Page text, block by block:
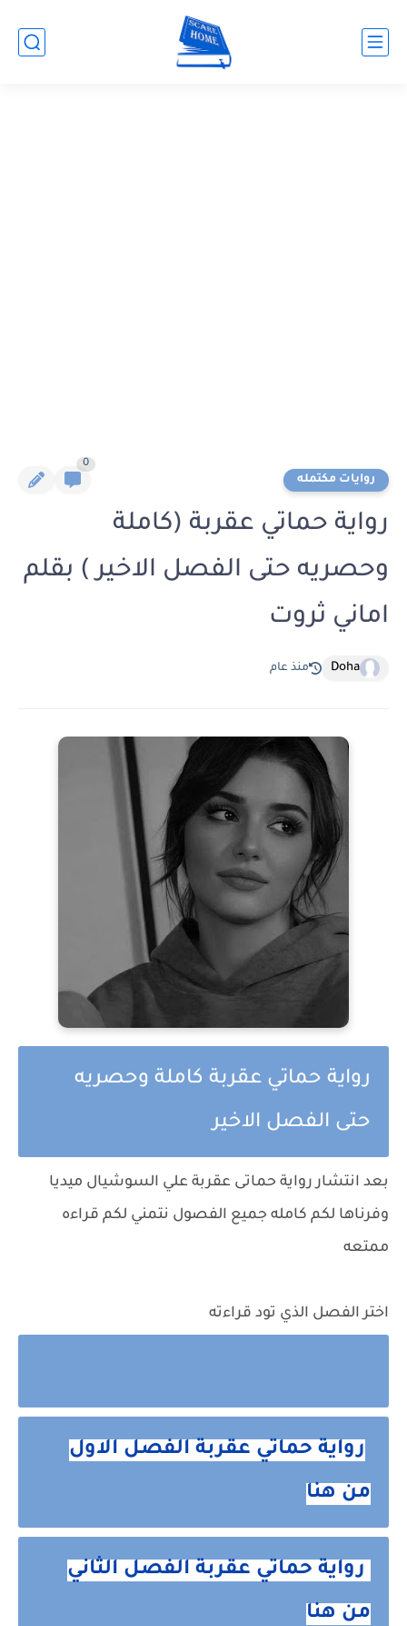
روايات مكتمله
0
رواية حماتي عقربة (كاملة
وحصريه حتى الفصل الاخير ) بقلم
اماني ثروت
Doha منذ عام
رواية حماتي عقربة كاملة وحصريه
حتى الفصل الاخير
بعد انتشار رواية حماتى عقربة علي السوشيال ميديا
وفرناها لكم كامله جميع الفصول نتمني لكم قراءه
ممتعه
اختر الفصل الذي تود قراءته
رواية حماتي عقربة الفصل الاول
من هنا
رواية حماتي عقربة الفصل الثاني
من هنا